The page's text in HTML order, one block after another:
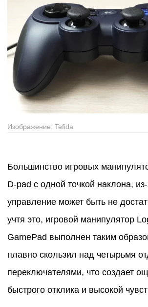
Изображение: Tefida
Большинство игровых
D-pad с одной точкой наклона,
управление может быть не
учтя это, игровой манипулятор
GamePad выполнен таким
плавно скользил над четырьмя
переключателями, что создает
быстрого отклика и высокой